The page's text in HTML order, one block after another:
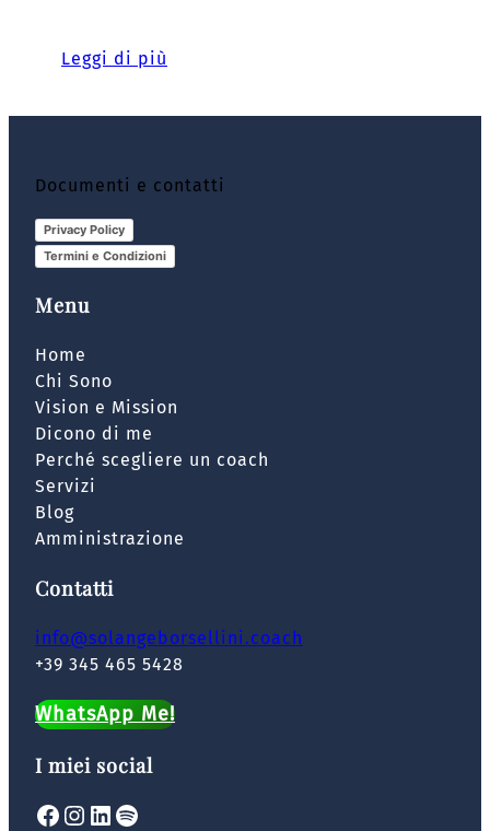
Leggi di più
Documenti e contatti
Privacy Policy
Termini e Condizioni
Menu
Home
Chi Sono
Vision e Mission
Dicono di me
Perché scegliere un coach
Servizi
Blog
Amministrazione
Contatti
info@solangeborsellini.coach
+39 345 465 5428
WhatsApp Me!
I miei social
Facebook Instagram LinkedIn Spotify